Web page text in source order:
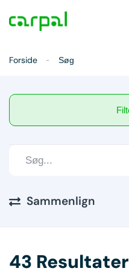
Forside Søg
Sammenlign
43 Resultater